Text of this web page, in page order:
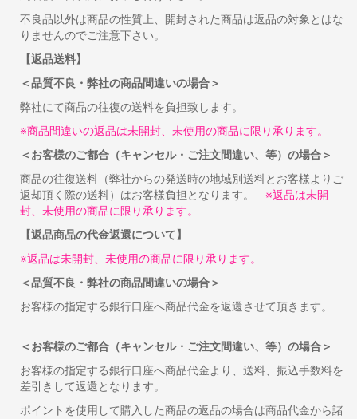
不良品以外は商品の性質上、開封された商品は返品の対象とはな
りませんのでご注意下さい。
【返品送料】
＜品質不良・弊社の商品間違いの場合＞
弊社にて商品の往復の送料を負担致します。
※商品間違いの返品は未開封、未使用の商品に限り承ります。
＜お客様のご都合（キャンセル・ご注文間違い、等）の場合＞
商品の往復送料（弊社からの発送時の地域別送料とお客様よりご
返却頂く際の送料）はお客様負担となります。 ※返品は未開
封、未使用の商品に限り承ります。
【返品商品の代金返還について】
※返品は未開封、未使用の商品に限り承ります。
＜品質不良・弊社の商品間違いの場合＞
お客様の指定する銀行口座へ商品代金を返還させて頂きます。
＜お客様のご都合（キャンセル・ご注文間違い、等）の場合＞
お客様の指定する銀行口座へ商品代金より、送料、振込手数料を
差引きして返還となります。
ポイントを使用して購入した商品の返品の場合は商品代金から諸